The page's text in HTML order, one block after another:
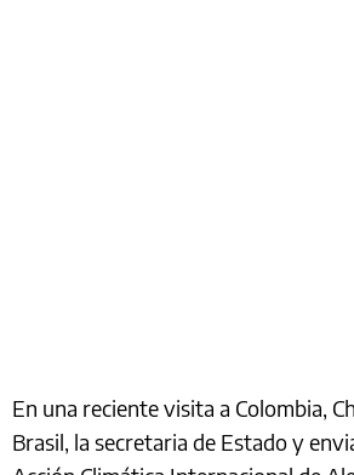
En una reciente visita a Colombia,
Brasil, la secretaria de Estado y